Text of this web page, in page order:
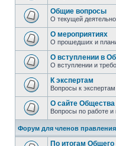
Общие вопросы
О текущей
О мероприятиях
О прошедших и
О вступлении в
О вступлении и
К экспертам
Вопросы к
О сайте Общества
Вопросы по работе
Форум для членов правления
По итогам Общего